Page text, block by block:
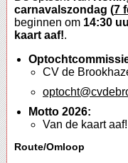
carnavalszondag (7
beginnen om 14:30
kaart aaf!.
CV de
Motto 2026:
Van de kaart aaf!
Route/Omloop